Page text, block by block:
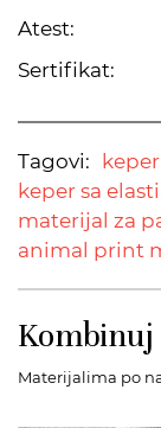
Atest:
Sertifikat:
Tagovi:
keper sa
materijal za
animal print
Kombinuj
Materijalima po